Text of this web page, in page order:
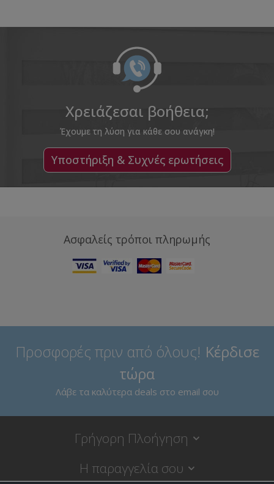
Χρειάζεσαι βοήθεια;
Έχουμε τη λύση για κάθε σου ανάγκη!
Υποστήριξη & Συχνές ερωτήσεις
Ασφαλείς τρόποι πληρωμής
Προσφορές πριν από όλους! Κέρδισε
τώρα
Λάβε τα καλύτερα deals στο email σου
Γρήγορη Πλοήγηση
Η παραγγελία σου